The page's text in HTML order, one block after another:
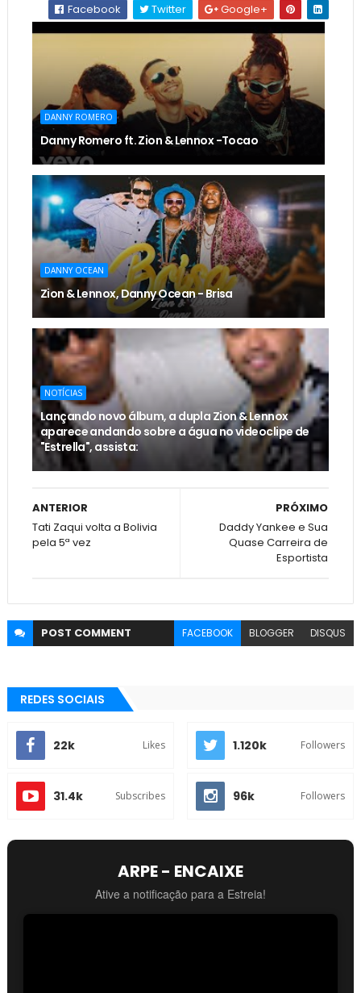
Facebook
Twitter Google+
DANNY ROMERO
Danny Romero ft. Zion & Lennox -Tocao
DANNY OCEAN
Zion & Lennox, Danny Ocean - Brisa
NOTÍCIAS
Lançando novo álbum, a dupla Zion & Lennox
aparece andando sobre a água no videoclipe de
"Estrella", assista:
PRÓXIMO
Daddy Yankee e Sua
Quase Carreira de
Esportista
ANTERIOR
Tati Zaqui volta a Bolivia
pela 5ª vez
POST COMMENT FACEBOOK BLOGGER DISQUS
REDES SOCIAIS
22k Likes 1.120k Followers
31.4k Subscribes 96k Followers
ARPE - ENCAIXE
Ative a notificação para a Estreia!